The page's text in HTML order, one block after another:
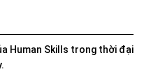
Human Skills trong thời đại